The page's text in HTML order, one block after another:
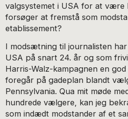
valgsystemet i USA for at være
forsøger at fremstå som
etablissement?
I modsætning til journalisten har
USA på snart 24. år og som
Harris-Walz-kampagnen en
foregår på gadeplan blandt
Pennsylvania. Qua mit møde
hundrede vælgere, kan jeg
som indædt modstander af et